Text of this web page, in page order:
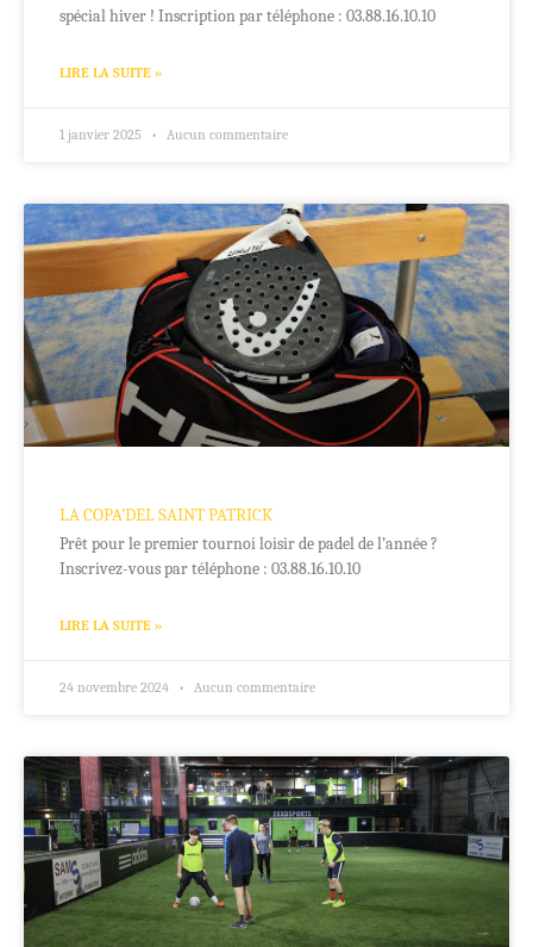
spécial hiver ! Inscription par téléphone : 03.88.16.10.10
LIRE LA SUITE »
1 janvier 2025 Aucun commentaire
LA COPA’DEL SAINT PATRICK
Prêt pour le premier tournoi loisir de padel de l’année ?
Inscrivez-vous par téléphone : 03.88.16.10.10
LIRE LA SUITE »
24 novembre 2024 Aucun commentaire